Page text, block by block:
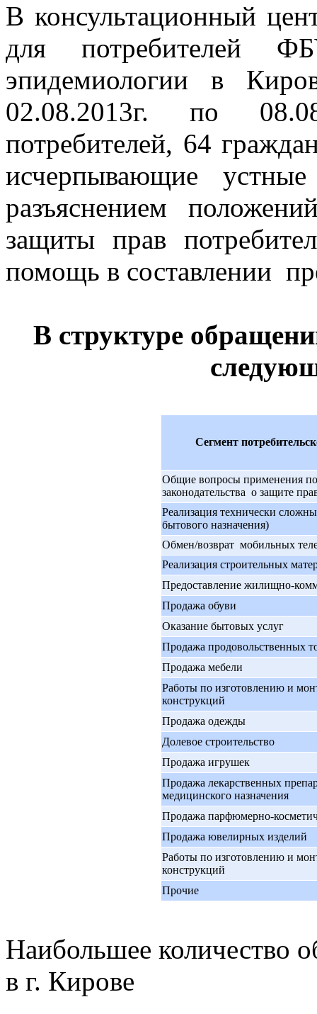
В консультационный
для потребителей
эпидемиологии в
02.08.2013г. по
потребителей, 64
исчерпывающие
разъяснением
защиты прав
помощь в составлении
В структуре
Сегмент
Общие вопросы применения
законодательства о защите
Реализация технически
бытового назначения)
Обмен/возврат мобильных
Реализация строительных
Предоставление жилищно-
Продажа обуви
Оказание бытовых услуг
Продажа продовольственных
Продажа мебели
Работы по изготовлению и
конструкций
Продажа одежды
Долевое строительство
Продажа игрушек
Продажа лекарственных
медицинского назначения
Продажа парфюмерно-
Продажа ювелирных изделий
Работы по изготовлению и
конструкций
Прочие
Наибольшее количество
в г. Кирове